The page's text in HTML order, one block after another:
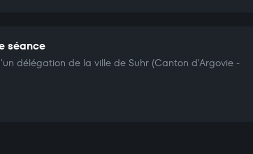
séance
délégation de la ville de Suhr (Canton d'Argovie -